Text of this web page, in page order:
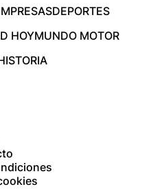
DEPORTES
HOYMUNDO MOTOR